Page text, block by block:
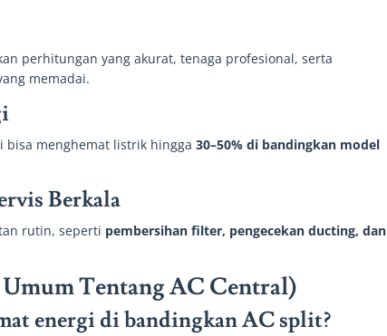
perhitungan yang akurat, tenaga profesional, serta
memadai.
bisa menghemat listrik hingga 30–50% di bandingkan model
Berkala
rutin, seperti pembersihan filter, pengecekan ducting, dan
Tentang AC Central)
energi di bandingkan AC split?